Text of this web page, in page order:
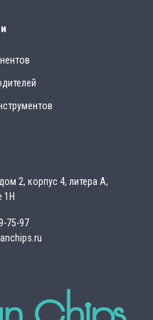
2, корпус 4, литера А,
1Н
75-97